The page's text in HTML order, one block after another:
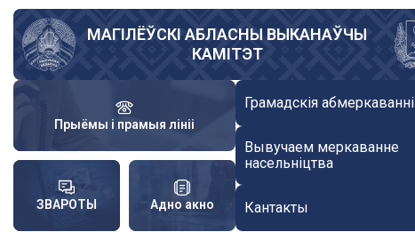
Skip
main
content
МАГІЛЁЎСКІ АБЛАСНЫ ВЫКАНАЎЧЫ
КАМІТЭТ
Прыёмы і прамыя лініі
ЗВАРОТЫ Адно акно
Грамадскія абмеркаванні
Вывучаем меркаванне
насельніцтва
Кантакты